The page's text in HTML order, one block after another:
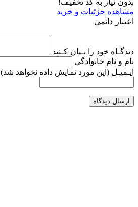
بدون نیاز به کد تخفیف!
مشاهده جزئیات و خرید
اعتبار دائمی
دیدگـاه خود را بـیان کـنید
نام و نام خانوادگی
ایـمیـل (این مورد نمایش داده نخواهد شد)
ارسال دیدگاه